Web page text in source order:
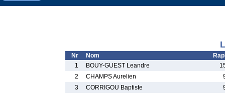
Nr Nom
1
BOUY-GUEST Leandre
2
CHAMPS Aurelien
3
CORRIGOU Baptiste